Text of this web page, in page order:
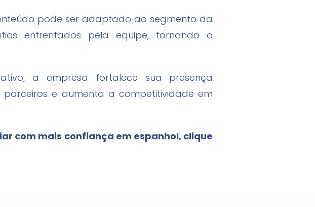
pode ser adaptado ao segmento da
enfrentados pela equipe, tornando o
a empresa fortalece sua presença
e aumenta a competitividade em
com mais confiança em espanhol, clique